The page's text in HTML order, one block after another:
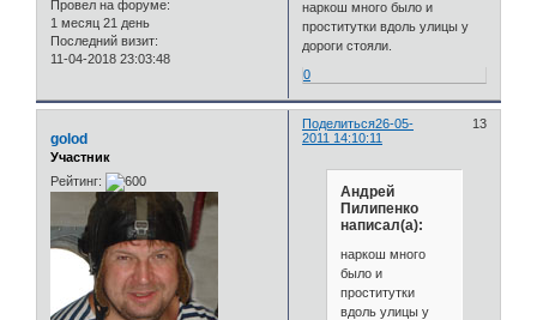
Провел на форуме:
1 месяц 21 день
Последний визит:
11-04-2018 23:03:48
наркош много было и
проститутки вдоль улицы у
дороги стояли.
0
Поделиться 13
26-05-
2011 14:10:11
golod
Участник
Рейтинг:
Андрей
Пилипенко
написал(а):
наркош много
было и
проститутки
вдоль улицы у